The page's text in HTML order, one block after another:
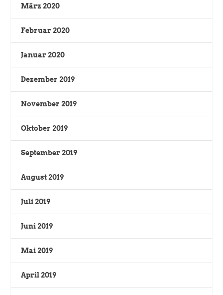
März 2020
Februar 2020
Januar 2020
Dezember 2019
November 2019
Oktober 2019
September 2019
August 2019
Juli 2019
Juni 2019
Mai 2019
April 2019